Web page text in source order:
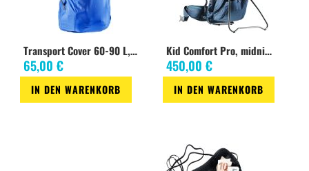
Transport Cover 60-90 L, cobalt
65,00 €
IN DEN WARENKORB
Kid Comfort Pro, midnight
450,00 €
IN DEN WARENKORB